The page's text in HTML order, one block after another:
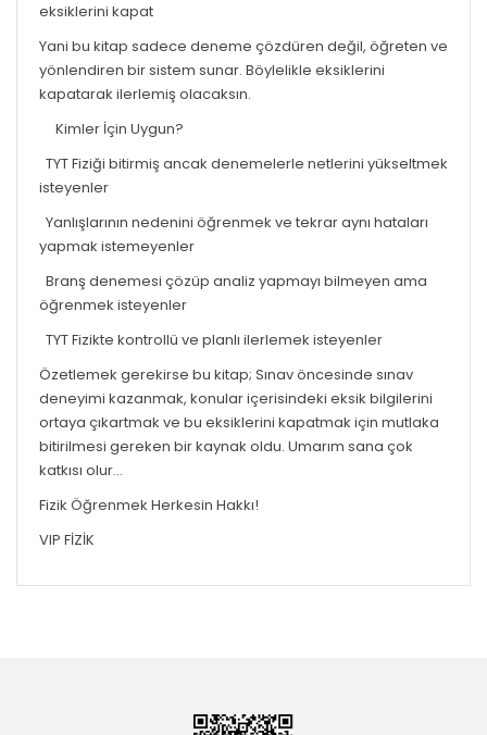
eksiklerini kapat
Yani bu kitap sadece deneme çözdüren değil, öğreten ve
yönlendiren bir sistem sunar. Böylelikle eksiklerini
kapatarak ilerlemiş olacaksın.
Kimler İçin Uygun?
TYT Fiziği bitirmiş ancak denemelerle netlerini yükseltmek
isteyenler
Yanlışlarının nedenini öğrenmek ve tekrar aynı hataları
yapmak istemeyenler
Branş denemesi çözüp analiz yapmayı bilmeyen ama
öğrenmek isteyenler
TYT Fizikte kontrollü ve planlı ilerlemek isteyenler
Özetlemek gerekirse bu kitap; Sınav öncesinde sınav
deneyimi kazanmak, konular içerisindeki eksik bilgilerini
ortaya çıkartmak ve bu eksiklerini kapatmak için mutlaka
bitirilmesi gereken bir kaynak oldu. Umarım sana çok
katkısı olur…
Fizik Öğrenmek Herkesin Hakkı!
VIP FİZİK